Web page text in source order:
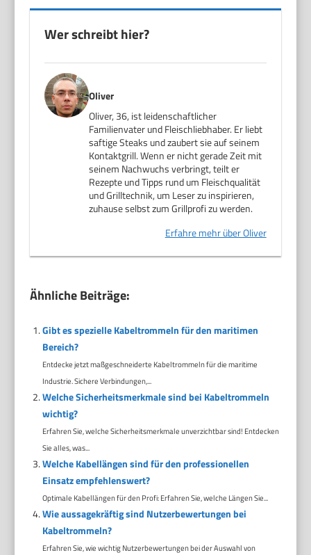
Wer schreibt hier?
Oliver
Oliver, 36, ist leidenschaftlicher
Familienvater und Fleischliebhaber. Er liebt
saftige Steaks und zaubert sie auf seinem
Kontaktgrill. Wenn er nicht gerade Zeit mit
seinem Nachwuchs verbringt, teilt er
Rezepte und Tipps rund um Fleischqualität
und Grilltechnik, um Leser zu inspirieren,
zuhause selbst zum Grillprofi zu werden.
Erfahre mehr über Oliver
Ähnliche Beiträge:
Gibt es spezielle Kabeltrommeln für den maritimen
Bereich?
Entdecke jetzt maßgeschneiderte Kabeltrommeln für die maritime
Industrie. Sichere Verbindungen,...
Welche Sicherheitsmerkmale sind bei Kabeltrommeln
wichtig?
Erfahren Sie, welche Sicherheitsmerkmale unverzichtbar sind! Entdecken
Sie alles, was...
Welche Kabellängen sind für den professionellen
Einsatz empfehlenswert?
Optimale Kabellängen für den Profi: Erfahren Sie, welche Längen Sie...
Wie aussagekräftig sind Nutzerbewertungen bei
Kabeltrommeln?
Erfahren Sie, wie wichtig Nutzerbewertungen bei der Auswahl von